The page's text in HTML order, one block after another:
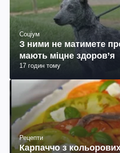
Соціум
З ними не матимете
мають міцне здоров’я
17 годин тому
Рецепти
Карпаччо з